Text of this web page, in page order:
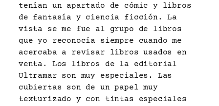
tenían un apartado de cómic y libros
de fantasía y ciencia ficción. La
vista se me fue al grupo de libros
que yo reconocía siempre cuando me
acercaba a revisar libros usados en
venta. Los libros de la editorial
Ultramar son muy especiales. Las
cubiertas son de un papel muy
texturizado y con tintas especiales